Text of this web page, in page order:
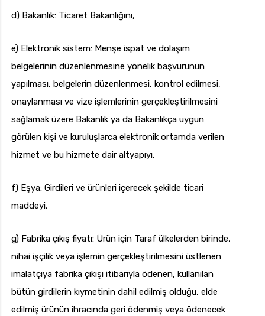
d) Bakanlık: Ticaret Bakanlığını,
e) Elektronik sistem: Menşe ispat ve dolaşım
belgelerinin düzenlenmesine yönelik başvurunun
yapılması, belgelerin düzenlenmesi, kontrol edilmesi,
onaylanması ve vize işlemlerinin gerçekleştirilmesini
sağlamak üzere Bakanlık ya da Bakanlıkça uygun
görülen kişi ve kuruluşlarca elektronik ortamda verilen
hizmet ve bu hizmete dair altyapıyı,
f) Eşya: Girdileri ve ürünleri içerecek şekilde ticari
maddeyi,
g) Fabrika çıkış fiyatı: Ürün için Taraf ülkelerden birinde,
nihai işçilik veya işlemin gerçekleştirilmesini üstlenen
imalatçıya fabrika çıkışı itibarıyla ödenen, kullanılan
bütün girdilerin kıymetinin dahil edilmiş olduğu, elde
edilmiş ürünün ihracında geri ödenmiş veya ödenecek